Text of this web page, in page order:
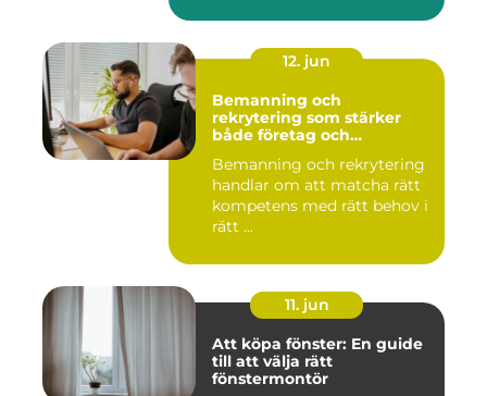
12. jun
Bemanning och
rekrytering som stärker
både företag och
Bemanning och rekrytering
handlar om att matcha rätt
kompetens med rätt behov i
rätt ...
11. jun
Att köpa fönster: En guide
till att välja rätt
fönstermontör